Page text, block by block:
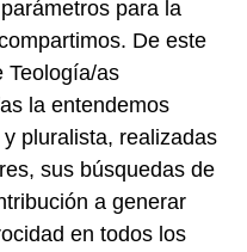
para la
De este
Teología/as
la entendemos
pluralista, realizadas
sus búsquedas de
a generar
en todos los